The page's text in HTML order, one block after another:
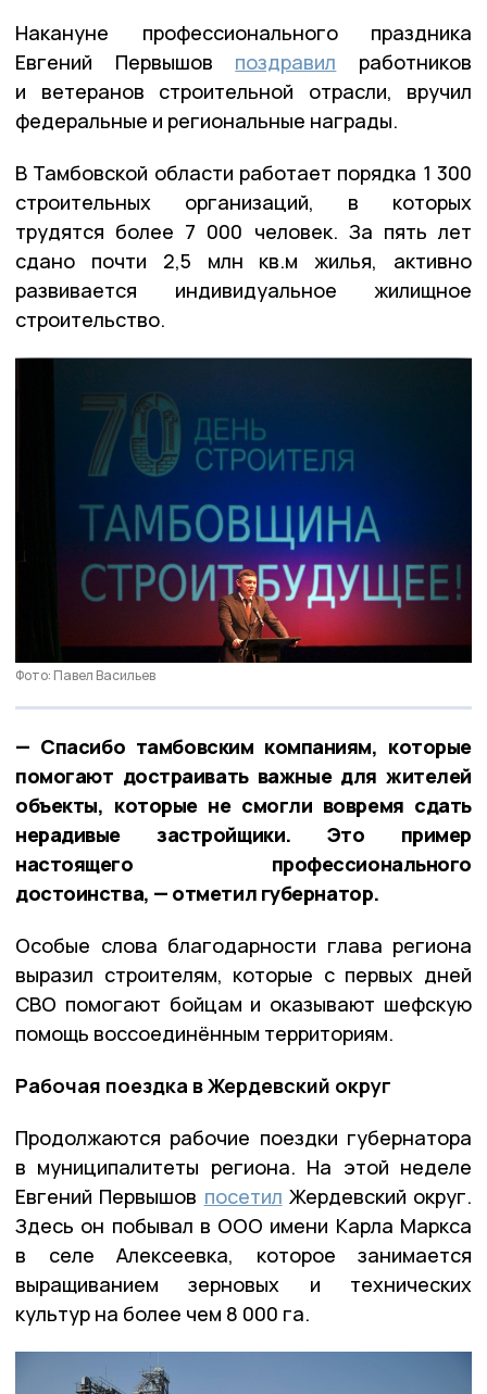
Накануне профессионального праздника
Евгений Первышов поздравил работников
и ветеранов строительной отрасли, вручил
федеральные и региональные награды.
В Тамбовской области работает порядка 1 300
строительных организаций, в которых
трудятся более 7 000 человек. За пять лет
сдано почти 2,5 млн кв.м жилья, активно
развивается индивидуальное жилищное
строительство.
Фото: Павел Васильев
— Спасибо тамбовским компаниям, которые
помогают достраивать важные для жителей
объекты, которые не смогли вовремя сдать
нерадивые застройщики. Это пример
настоящего профессионального
достоинства, — отметил губернатор.
Особые слова благодарности глава региона
выразил строителям, которые с первых дней
СВО помогают бойцам и оказывают шефскую
помощь воссоединённым территориям.
Рабочая поездка в Жердевский округ
Продолжаются рабочие поездки губернатора
в муниципалитеты региона. На этой неделе
Евгений Первышов посетил Жердевский округ.
Здесь он побывал в ООО имени Карла Маркса
в селе Алексеевка, которое занимается
выращиванием зерновых и технических
культур на более чем 8 000 га.